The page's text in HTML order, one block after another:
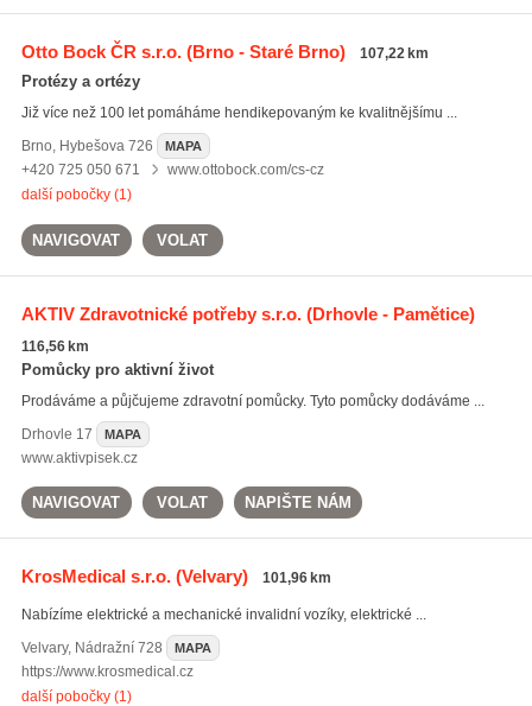
Otto Bock ČR s.r.o.(Brno - Staré Brno) 107,22 km
Protézy a ortézy
Již více než 100 let pomáháme hendikepovaným ke kvalitnějšímu ...
Brno, Hybešova 726 MAPA
+420 725 050 671
www.ottobock.com/cs-cz
další pobočky (1)
NAVIGOVAT VOLAT
AKTIV Zdravotnické potřeby s.r.o.(Drhovle - Pamětice)
116,56 km
Pomůcky pro aktivní život
Prodáváme a půjčujeme zdravotní pomůcky. Tyto pomůcky dodáváme ...
Drhovle 17 MAPA
www.aktivpisek.cz
NAVIGOVAT VOLAT NAPIŠTE NÁM
KrosMedical s.r.o.(Velvary) 101,96 km
Nabízíme elektrické a mechanické invalidní vozíky, elektrické ...
Velvary, Nádražní 728 MAPA
https://www.krosmedical.cz
další pobočky (1)